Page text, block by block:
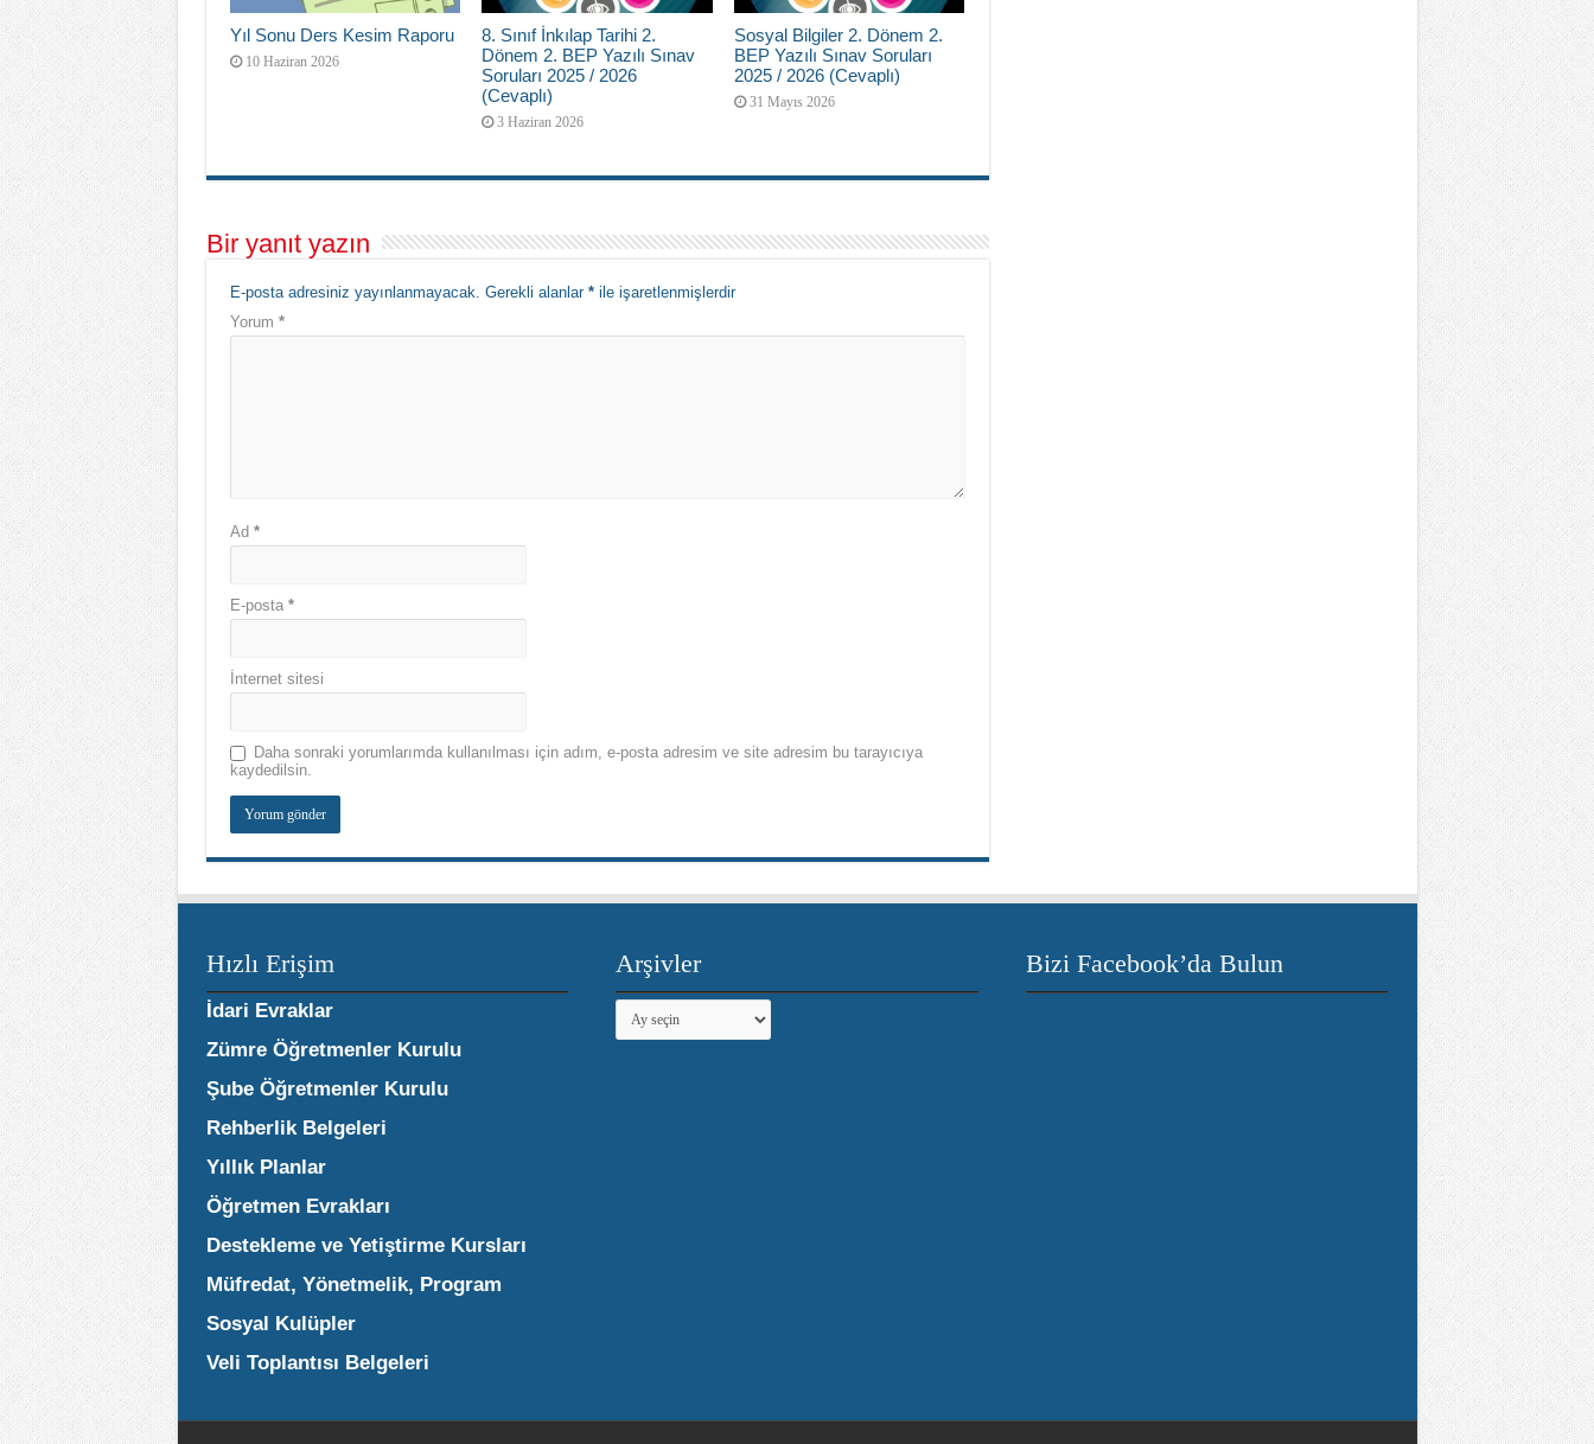
Yıl Sonu Ders Kesim Raporu
10 Haziran 2026
8. Sınıf İnkılap Tarihi 2.
Dönem 2. BEP Yazılı Sınav
Soruları 2025 / 2026
(Cevaplı)
3 Haziran 2026
Sosyal Bilgiler 2. Dönem 2.
BEP Yazılı Sınav Soruları
2025 / 2026 (Cevaplı)
31 Mayıs 2026
Bir yanıt yazın
E-posta adresiniz yayınlanmayacak. Gerekli alanlar *ile işaretlenmişlerdir
Yorum *
Ad *
E-posta *
İnternet sitesi
Daha sonraki yorumlarımda kullanılması için adım, e-posta adresim ve site adresim bu tarayıcıya
kaydedilsin.
Hızlı Erişim
İdari Evraklar
Zümre Öğretmenler Kurulu
Şube Öğretmenler Kurulu
Rehberlik Belgeleri
Yıllık Planlar
Öğretmen Evrakları
Destekleme ve Yetiştirme Kursları
Müfredat, Yönetmelik, Program
Sosyal Kulüpler
Veli Toplantısı Belgeleri
Arşivler
Arşivler
Bizi Facebook’da Bulun